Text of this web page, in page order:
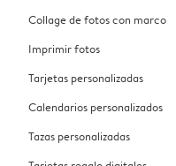
Collage de fotos con marco
Imprimir fotos
Tarjetas personalizadas
Calendarios personalizados
Tazas personalizadas